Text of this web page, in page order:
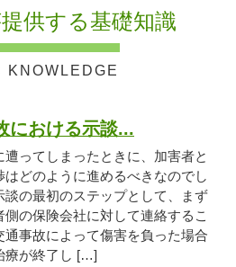
供する基礎知識
における示談...
遭ってしまったときに、加害者と
はどのように進めるべきなのでし
談の最初のステップとして、まず
側の保険会社に対して連絡するこ
通事故によって傷害を負った場合
療が終了し […]